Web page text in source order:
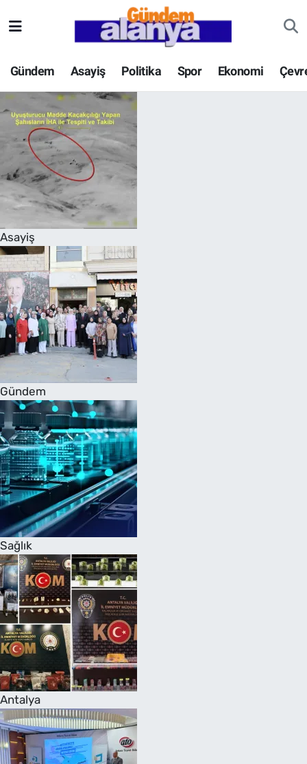
Gündem Asayiş Politika Spor Ekonomi
Asayiş
Gündem
Sağlık
Antalya